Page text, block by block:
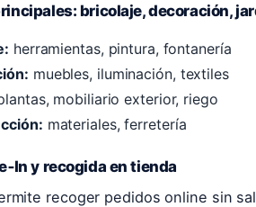
bricolaje, decoración,
herramientas, pintura, fontanería
muebles, iluminación, textiles
mobiliario exterior, riego
materiales, ferretería
y recogida en tienda
recoger pedidos online sin